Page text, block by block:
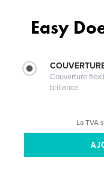
Easy
Couverture
brillance
La TVA